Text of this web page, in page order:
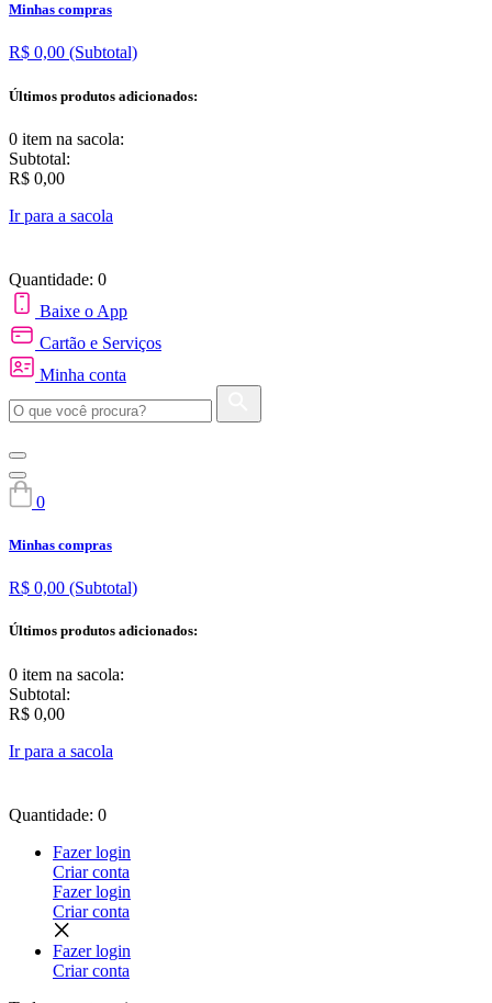
Minhas compras
R$ 0,00 (Subtotal)
Últimos produtos adicionados:
0 item na sacola:
Subtotal:
R$ 0,00
Ir para a sacola
Quantidade: 0
Baixe o App
Cartão e Serviços
Minha conta
0
Minhas compras
R$ 0,00 (Subtotal)
Últimos produtos adicionados:
0 item na sacola:
Subtotal:
R$ 0,00
Ir para a sacola
Quantidade: 0
Fazer login
Criar conta
Fazer login
Criar conta
Fazer login
Criar conta